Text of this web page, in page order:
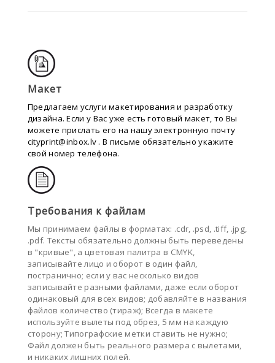
Макет
Предлaгаем услуги макетирования и разработку
дизайна. Если у Вас уже есть готовый макет, то Вы
можете прислать его на нашу электронную почту
cityprint@inbox.lv . В письме обязательно укажите
свой номер телефона.
Требования к файлам
Мы принимаем файлы в форматах: .cdr, .psd, .tiff, .jpg,
.pdf. Тексты обязательно должны быть переведены
в "кривые", а цветовая палитра в CMYK,
записывайте лицо и оборот в один файл,
постранично; если у вас несколько видов
записывайте разными файлами, даже если оборот
одинаковый для всех видов; добавляйте в названия
файлов количество (тираж); Всегда в макете
используйте вылеты под обрез, 5 мм на каждую
сторону; Типографские метки ставить не нужно;
Файл должен быть реального размера с вылетами,
и никаких лишних полей.